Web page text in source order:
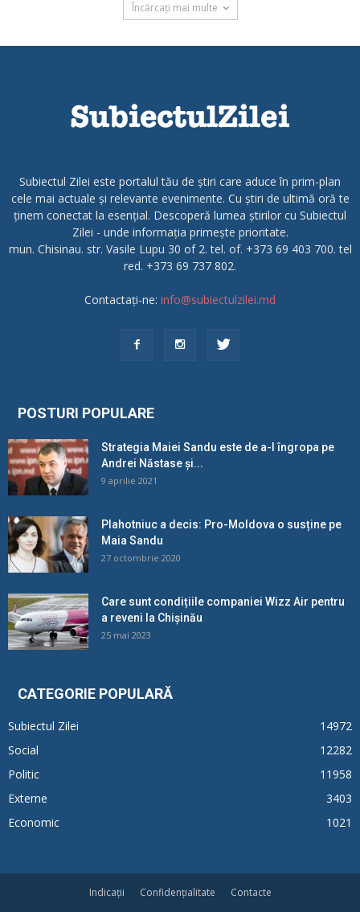
Încărcați mai multe
Subiectul Zilei este portalul tău de știri care aduce în prim-plan
cele mai actuale și relevante evenimente. Cu știri de ultimă oră te
ținem conectat la esențial. Descoperă lumea știrilor cu Subiectul
Zilei - unde informația primește prioritate.
mun. Chisinau. str. Vasile Lupu 30 of 2. tel. of. +373 69 403 700. tel
red. +373 69 737 802.
Contactați-ne: info@subiectulzilei.md
POSTURI POPULARE
Strategia Maiei Sandu este de a-l îngropa pe
Andrei Năstase și...
9 aprilie 2021
Plahotniuc a decis: Pro-Moldova o susține pe
Maia Sandu
27 octombrie 2020
Care sunt condițiile companiei Wizz Air pentru
a reveni la Chișinău
25 mai 2023
CATEGORIE POPULARĂ
Subiectul Zilei
14972
Social
12282
Politic
11958
Externe
3403
Economic
1021
Indicații Confidențialitate Contacte